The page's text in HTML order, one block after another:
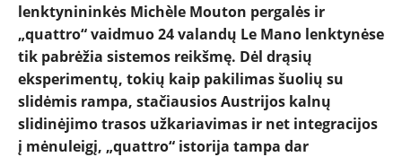
lenktynininkės Michèle Mouton pergalės ir
„quattro“ vaidmuo 24 valandų Le Mano lenktynėse
tik pabrėžia sistemos reikšmę. Dėl drąsių
eksperimentų, tokių kaip pakilimas šuolių su
slidėmis rampa, stačiausios Austrijos kalnų
slidinėjimo trasos užkariavimas ir net integracijos
į mėnuleigį, „quattro“ istorija tampa dar